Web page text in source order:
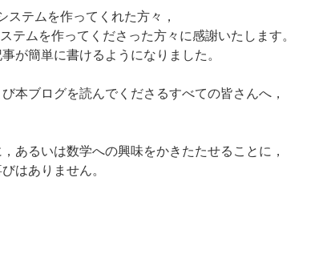
ステムを作ってくれた方々，
テムを作ってくださった方々に感謝いたします。
が簡単に書けるようになりました。
本ブログを読んでくださるすべての皆さんへ，
あるいは数学への興味をかきたたせることに，
はありません。